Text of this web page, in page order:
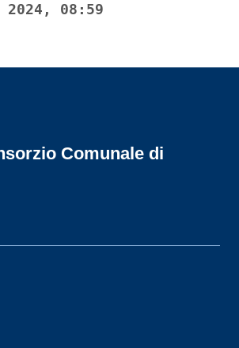
2024, 08:59
Comunale di